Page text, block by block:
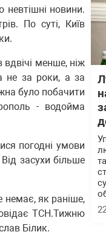
новини.
По суті, Київ
вдвічі менше, ніж
не за роки, а за
було побачити
- водойма
погодні умови
засухи більше
немає, як раніше,
ТСН.Тижню
Білик.